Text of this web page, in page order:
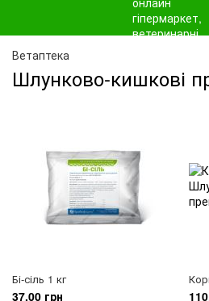
Ветаптека
Шлунково-кишкові
Бі-сіль 1 кг
37.00 грн